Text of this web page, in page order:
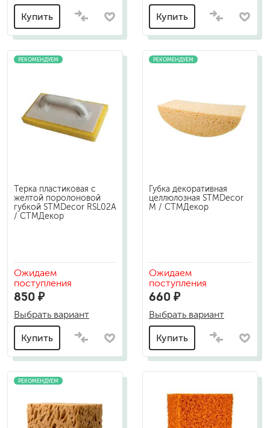
Купить Купить
РЕКОМЕНДУЕМ
Терка пластиковая с
желтой поролоновой
губкой STMDecor RSL02A
/ СТМДекор
Ожидаем
поступления
850 ₽
Выбрать вариант
Купить
РЕКОМЕНДУЕМ
Губка декоративная
целлюлозная STMDecor
M / СТМДекор
Ожидаем
поступления
660 ₽
Выбрать вариант
Купить
РЕКОМЕНДУЕМ